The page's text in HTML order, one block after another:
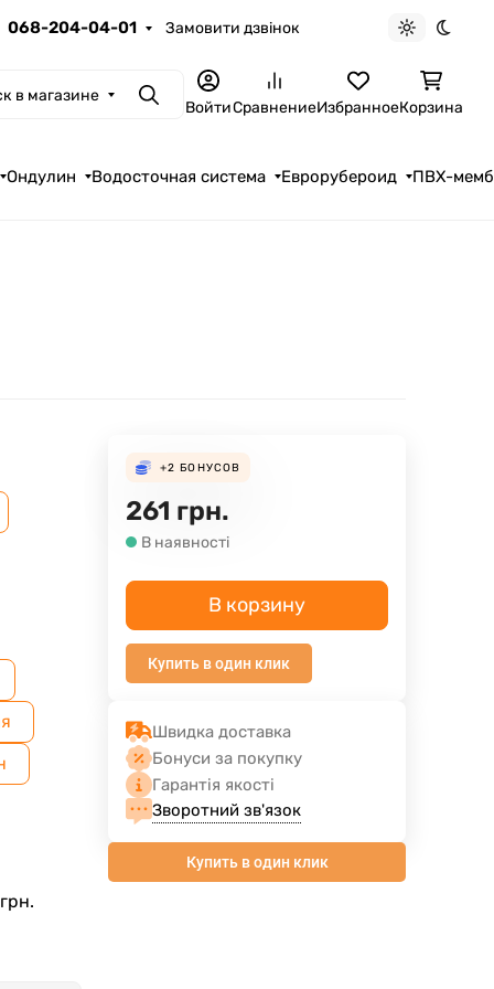
068-204-04-01 Замовити дзвінок
Светлая
в магазине ПоискВойтиСравнениеИзбранноеКорзина
Ондулин Водосточная система Еврорубероид ПВХ-
грн.
+2 БОНУСОВ
261 грн.
В наявності
В корзину
Купить в один клик
Швидка доставка
Бонуси за покупку
Гарантія якості
Зворотний зв'язок
Купить в один клик